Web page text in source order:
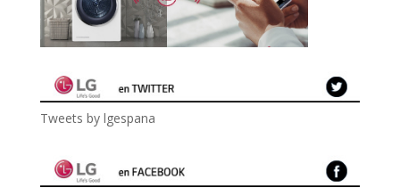
Tweets by lgespana